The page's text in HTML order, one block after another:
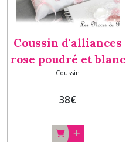
Coussin d'alliances
rose poudré et blanc
Ange Personnalisé,
Coussin
38€